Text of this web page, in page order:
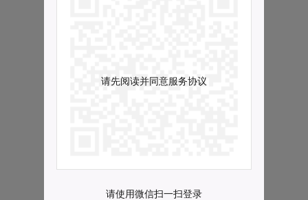
请先阅读并同意服务协议
请使用微信扫一扫登录